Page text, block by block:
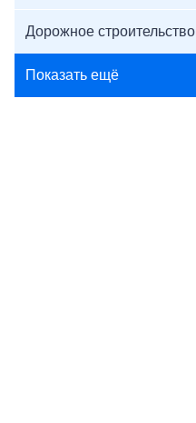
Дорожное строительство
Показать ещё